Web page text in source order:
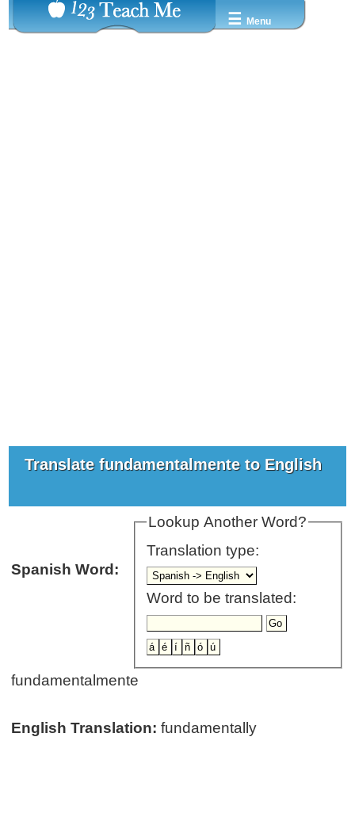
☰ Menu
Translate fundamentalmente to English
Lookup Another Word?
Translation type:
Word to be translated:
Spanish Word:
fundamentalmente
English Translation: fundamentally